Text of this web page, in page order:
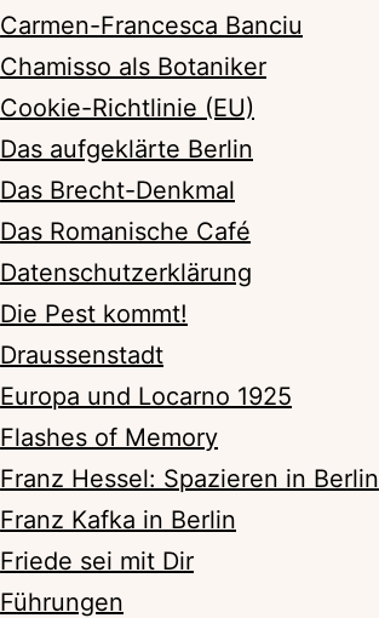
Carmen-Francesca Banciu
Chamisso als Botaniker
Cookie-Richtlinie (EU)
Das aufgeklärte Berlin
Das Brecht-Denkmal
Das Romanische Café
Datenschutzerklärung
Die Pest kommt!
Draussenstadt
Europa und Locarno 1925
Flashes of Memory
Franz Hessel: Spazieren in Berlin
Franz Kafka in Berlin
Friede sei mit Dir
Führungen